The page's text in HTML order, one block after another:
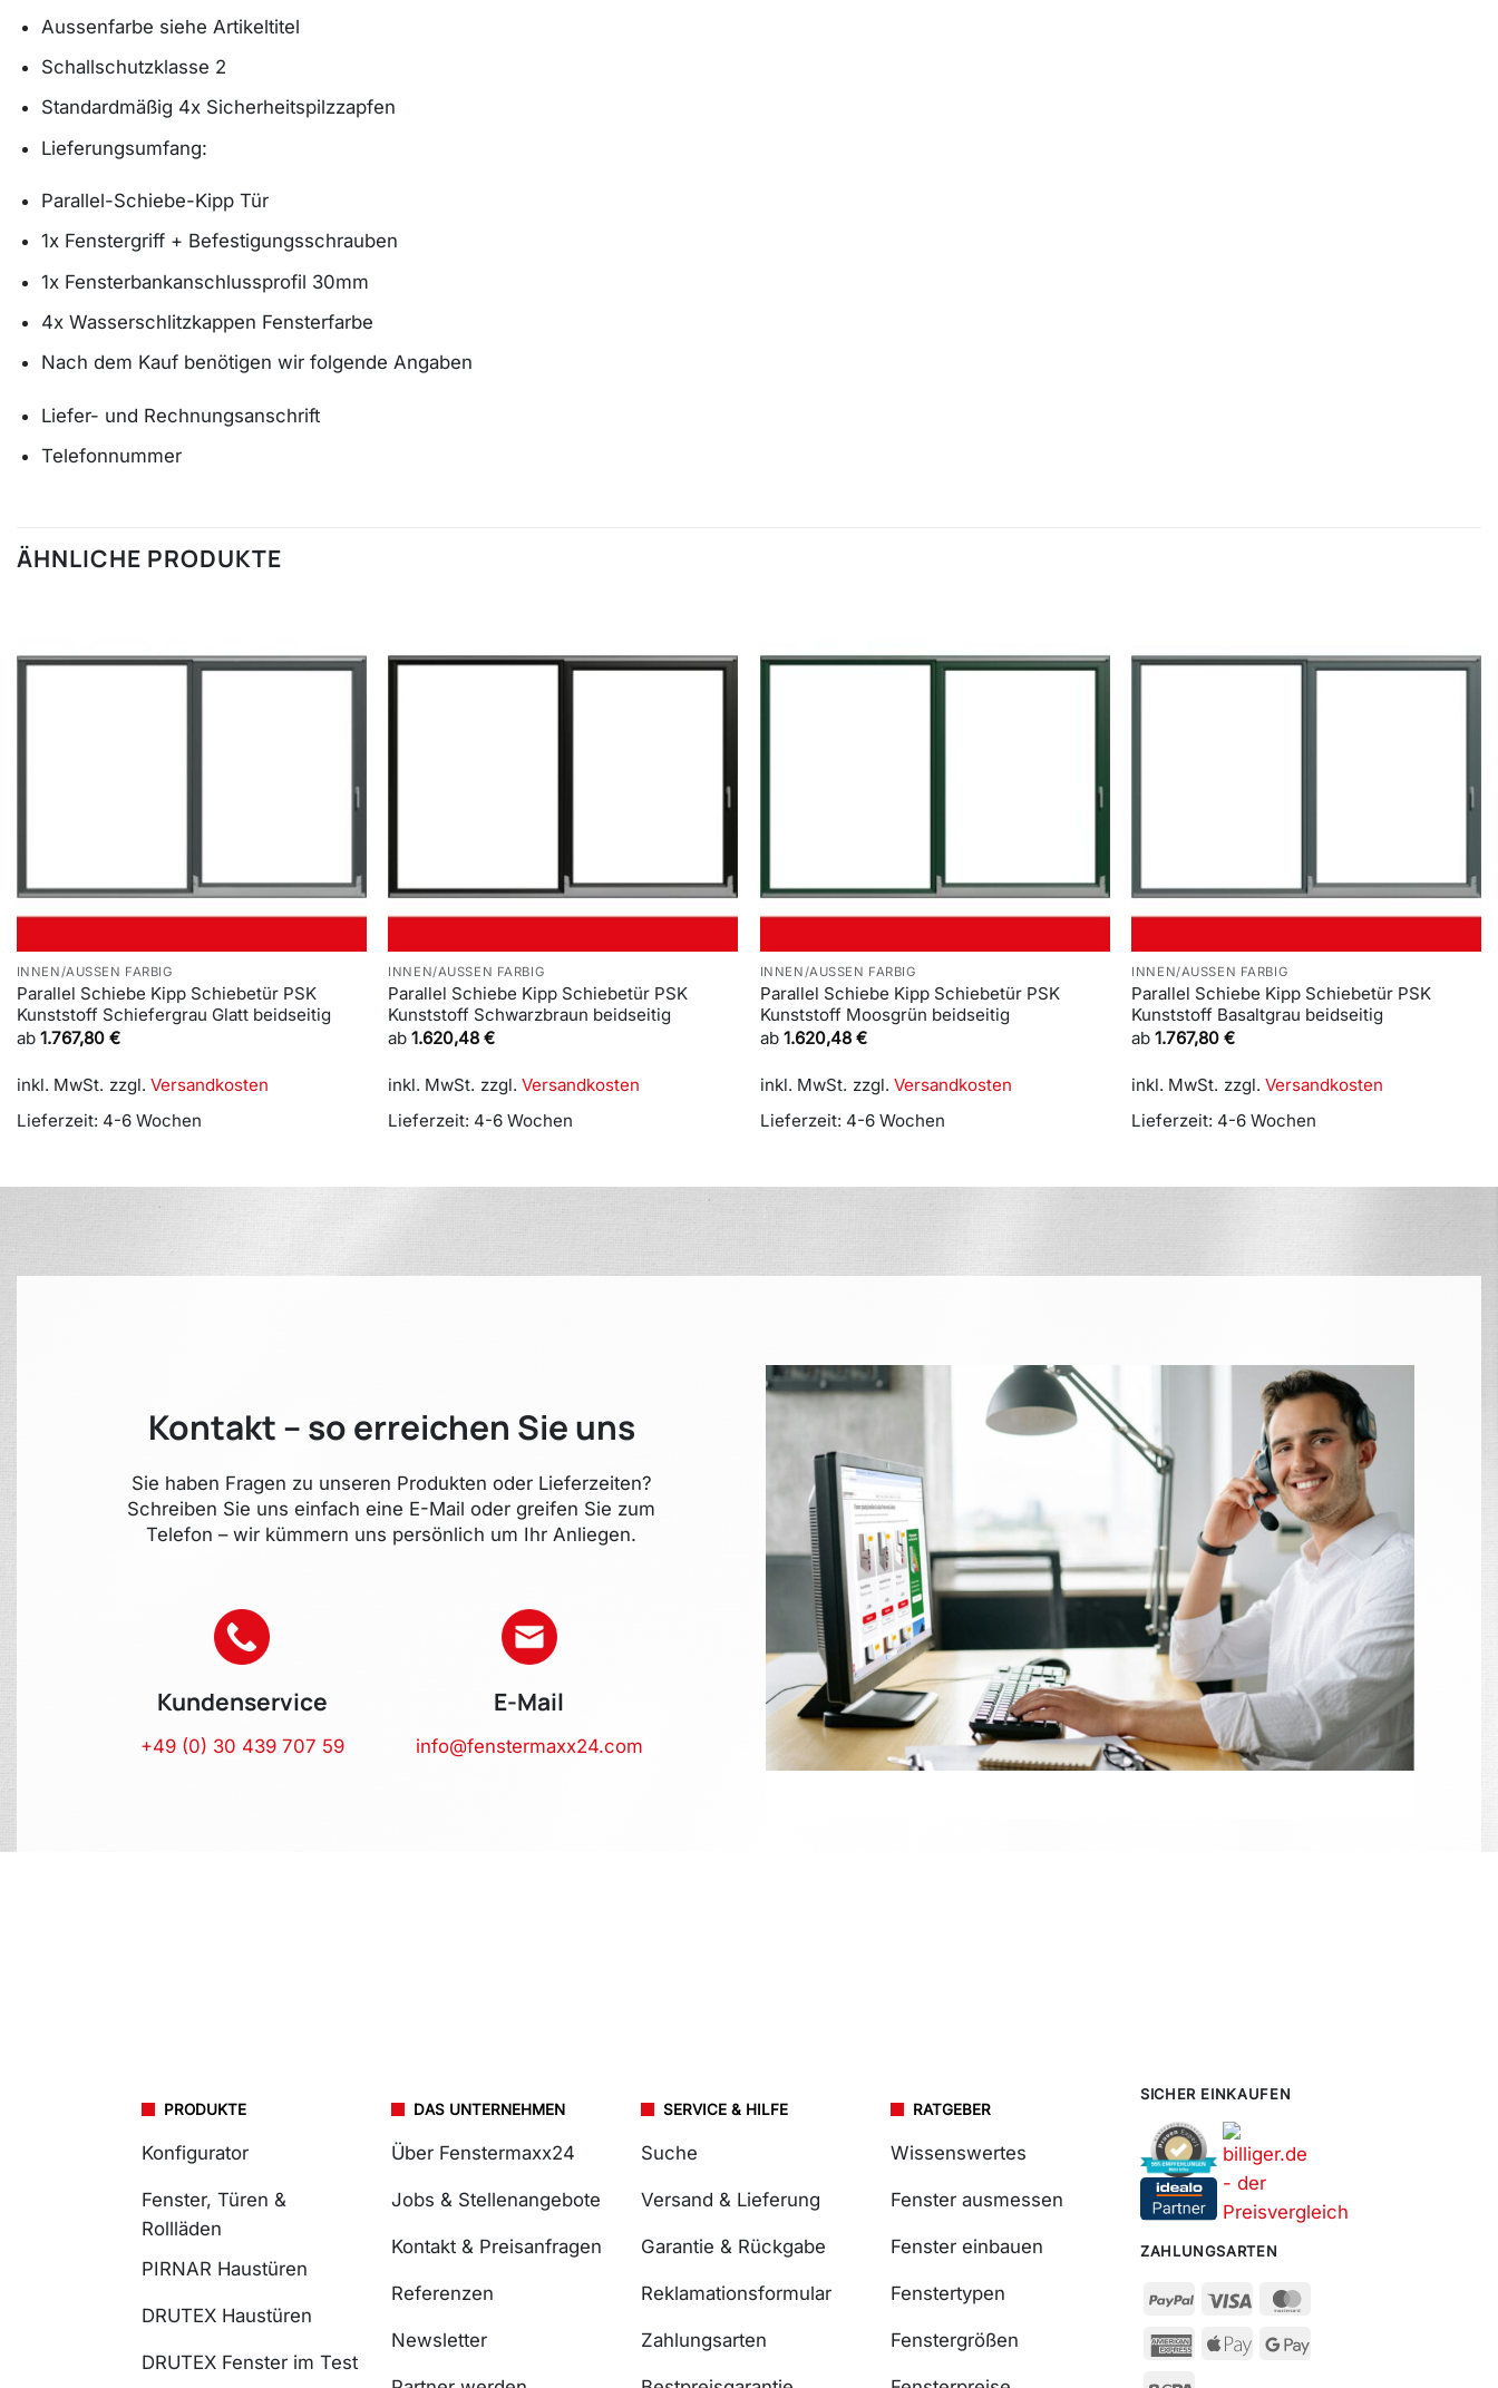
Aussenfarbe siehe Artikeltitel
Schallschutzklasse 2
Standardmäßig 4x Sicherheitspilzzapfen
Lieferungsumfang:
Parallel-Schiebe-Kipp Tür
1x Fenstergriff + Befestigungsschrauben
1x Fensterbankanschlussprofil 30mm
4x Wasserschlitzkappen Fensterfarbe
Nach dem Kauf benötigen wir folgende Angaben
Liefer- und Rechnungsanschrift
Telefonnummer
ÄHNLICHE PRODUKTE
INNEN/AUSSEN FARBIG
Parallel Schiebe Kipp Schiebetür PSK
Kunststoff Schiefergrau Glatt beidseitig
ab 1.767,80 €
inkl. MwSt. zzgl. Versandkosten
Lieferzeit: 4-6 Wochen
INNEN/AUSSEN FARBIG
Parallel Schiebe Kipp Schiebetür PSK
Kunststoff Schwarzbraun beidseitig
ab1.620,48€
inkl. MwSt. zzgl.Versandkosten
Lieferzeit: 4-6 Wochen
INNEN/AUSSEN FARBIG
Parallel Schiebe Kipp Schiebetür PSK
Kunststoff Moosgrün beidseitig
ab 1.620,48 €
inkl. MwSt. zzgl. Versandkosten
Lieferzeit: 4-6 Wochen
INNEN/AUSSEN FARBIG
Parallel Schiebe Kipp Schiebetür PSK
Kunststoff Basaltgrau beidseitig
ab1.767,80€
inkl. MwSt. zzgl.Versandkosten
Lieferzeit: 4-6 Wochen
Kontakt – so erreichen Sie uns
Sie haben Fragen zu unseren Produkten oder Lieferzeiten?
Schreiben Sie uns einfach eine E-Mail oder greifen Sie zum
Telefon – wir kümmern uns persönlich um Ihr Anliegen.
Kundenservice
+49 (0) 30 439 707 59
E-Mail
info@fenstermaxx24.com
PRODUKTE
Konfigurator
Fenster, Türen &
Rollläden
PIRNAR Haustüren
DRUTEX Haustüren
DRUTEX Fenster im Test
DAS UNTERNEHMEN
Über Fenstermaxx24
Jobs & Stellenangebote
Kontakt & Preisanfragen
Referenzen
Newsletter
SERVICE & HILFE
Suche
Versand & Lieferung
Garantie & Rückgabe
Reklamationsformular
Zahlungsarten
RATGEBER
Wissenswertes
Fenster ausmessen
Fenster einbauen
Fenstertypen
Fenstergrößen
SICHER EINKAUFEN
ZAHLUNGSARTEN